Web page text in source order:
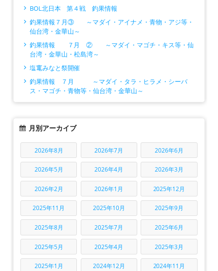
BOL北日本 第４戦 釣果情報
釣果情報７月③ ～マダイ・アイナメ・青物・アジ等・
仙台湾・金華山～
釣果情報 ７月 ② ～マダイ・マゴチ・キス等・仙
台湾・金華山・松島湾～
塩竃みなと祭開催
釣果情報 ７月 ～マダイ・タラ・ヒラメ・シーバ
ス・マゴチ・青物等・仙台湾・金華山～
月別アーカイブ
2026年8月 2026年7月 2026年6月
2026年5月 2026年4月 2026年3月
2026年2月 2026年1月 2025年12月
2025年11月 2025年10月 2025年9月
2025年8月 2025年7月 2025年6月
2025年5月 2025年4月 2025年3月
2025年1月 2024年12月 2024年11月